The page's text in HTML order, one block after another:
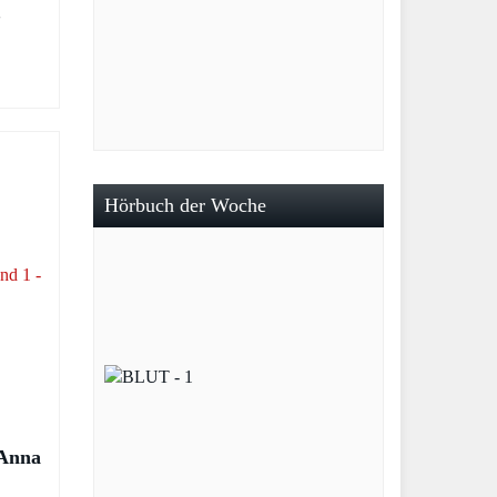
Hörbuch der Woche